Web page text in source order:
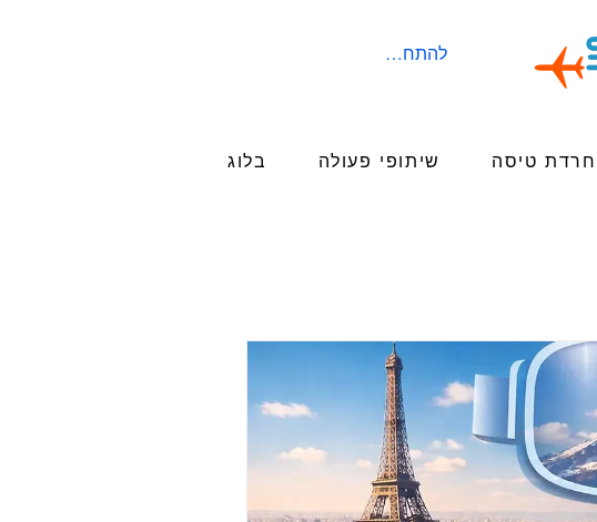
להתחברות
חרדת טיסה שיתופי פעולה בלוג